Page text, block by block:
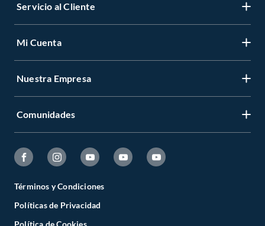
Servicio al Cliente
Mi Cuenta
Nuestra Empresa
Comunidades
Términos y Condiciones
Políticas de Privacidad